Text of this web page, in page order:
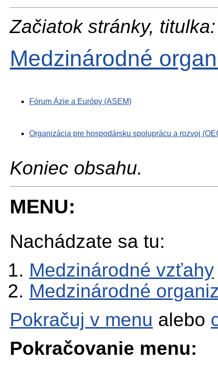
Začiatok stránky, titulka:
Medzinárodné
Fórum Ázie a Európy (ASEM)
Organizácia pre hospodársku spoluprácu a rozvoj
Koniec obsahu.
MENU:
Nachádzate sa tu:
Medzinárodné vzťahy
Medzinárodné
Pokračuj v menu alebo
Pokračovanie menu: